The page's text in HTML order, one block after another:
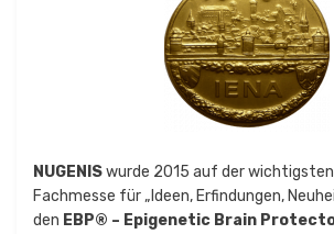
NUGENISwurde 2015 auf der
Fachmesse für „Ideen, Erfindungen,
den EBP® – Epigenetic Brain